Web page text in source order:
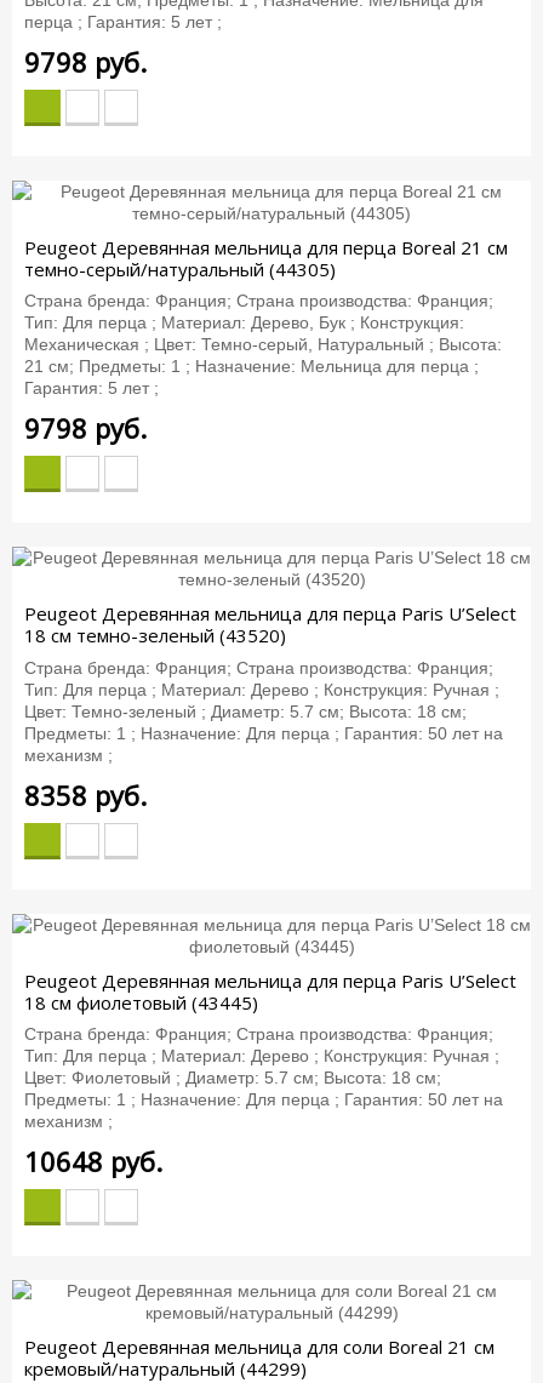
перца ; Гарантия: 5 лет ;
9798 руб.
Peugeot Деревянная мельница для перца Boreal 21 см
темно-серый/натуральный (44305)
Страна бренда: Франция; Страна производства: Франция;
Тип: Для перца ; Материал: Дерево, Бук ; Конструкция:
Механическая ; Цвет: Темно-серый, Натуральный ; Высота:
21 см; Предметы: 1 ; Назначение: Мельница для перца ;
Гарантия: 5 лет ;
9798 руб.
Peugeot Деревянная мельница для перца Paris U’Select
18 см темно-зеленый (43520)
Страна бренда: Франция; Страна производства: Франция;
Тип: Для перца ; Материал: Дерево ; Конструкция: Ручная ;
Цвет: Темно-зеленый ; Диаметр: 5.7 см; Высота: 18 см;
Предметы: 1 ; Назначение: Для перца ; Гарантия: 50 лет на
механизм ;
8358 руб.
Peugeot Деревянная мельница для перца Paris U’Select
18 см фиолетовый (43445)
Страна бренда: Франция; Страна производства: Франция;
Тип: Для перца ; Материал: Дерево ; Конструкция: Ручная ;
Цвет: Фиолетовый ; Диаметр: 5.7 см; Высота: 18 см;
Предметы: 1 ; Назначение: Для перца ; Гарантия: 50 лет на
механизм ;
10648 руб.
Peugeot Деревянная мельница для соли Boreal 21 см
кремовый/натуральный (44299)